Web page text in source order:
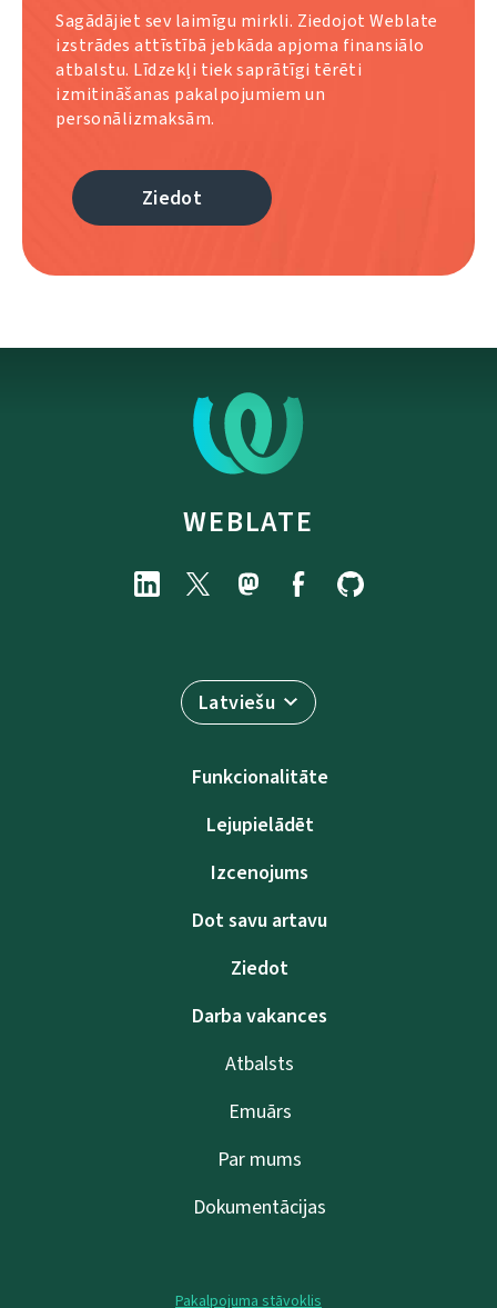
Sagādājiet sev laimīgu mirkli. Ziedojot Weblate
izstrādes attīstībā jebkāda apjoma finansiālo
atbalstu. Līdzekļi tiek saprātīgi tērēti
izmitināšanas pakalpojumiem un
personālizmaksām.
Ziedot
WEBLATE
Latviešu
Funkcionalitāte
Lejupielādēt
Izcenojums
Dot savu artavu
Ziedot
Darba vakances
Atbalsts
Emuārs
Par mums
Dokumentācijas
Pakalpojuma stāvoklis